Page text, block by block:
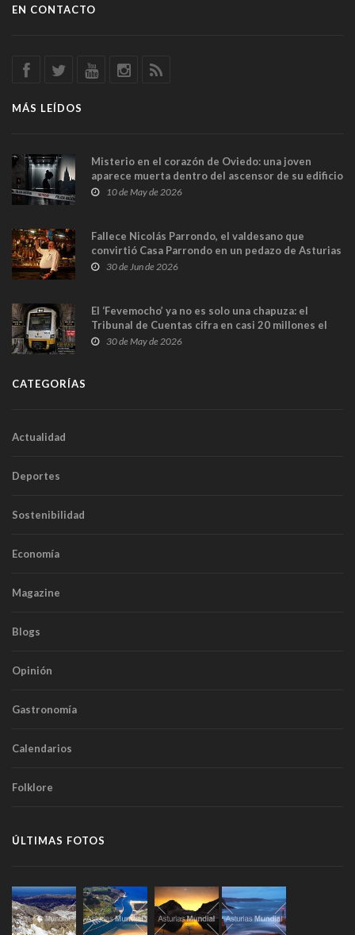
EN CONTACTO
MÁS LEÍDOS
Misterio en el corazón de Oviedo: una joven
aparece muerta dentro del ascensor de su edificio
y las cámaras captan sus últimos minutos
10 de May de 2026
Fallece Nicolás Parrondo, el valdesano que
convirtió Casa Parrondo en un pedazo de Asturias
en Madrid
30 de Jun de 2026
El ‘Fevemocho’ ya no es solo una chapuza: el
Tribunal de Cuentas cifra en casi 20 millones el
sobrecoste de los trenes que no cabían por los
30 de May de 2026
CATEGORÍAS
Actualidad
Deportes
Sostenibilidad
Economía
Magazine
Blogs
Opinión
Gastronomía
Calendarios
Folklore
ÚLTIMAS FOTOS